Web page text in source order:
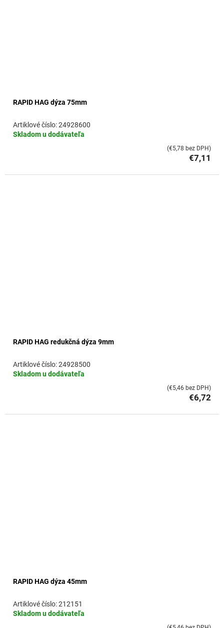
RAPID HAG dýza 75mm
Skladom u dodávateľa
24928600
€7,11
(€5,78 bez DPH)
RAPID HAG redukčná dýza 9mm
Skladom u dodávateľa
24928500
€6,72
(€5,46 bez DPH)
RAPID HAG dýza 45mm
Skladom u dodávateľa
212151